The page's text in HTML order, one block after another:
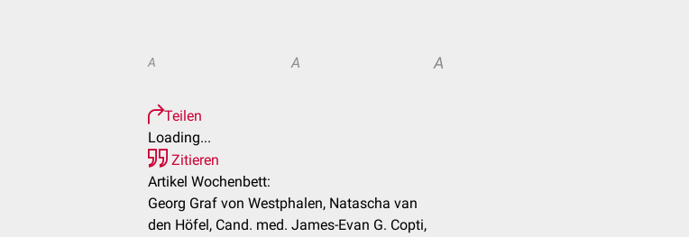
A A A
Teilen
Loading...
Zitieren
Artikel Wochenbett:
Georg Graf von Westphalen, Natascha van
den Höfel, Cand. med. James-Evan G. Copti,